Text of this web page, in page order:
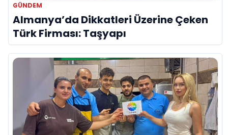
GÜNDEM
Almanya’da Dikkatleri Üzerine Çeken
Türk Firması: Taşyapı